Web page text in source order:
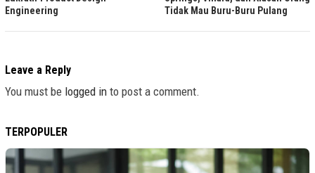
Engineering
Tidak Mau Buru-Buru Pulang
Leave a Reply
You must be logged in to post a comment.
TERPOPULER